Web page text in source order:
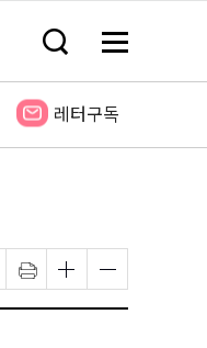
검
창
기
메
전
보
레터구독
인
쇄
하
글
자
크
글
자
크